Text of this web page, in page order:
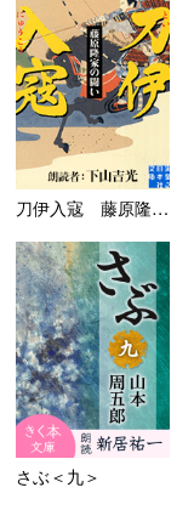
刀伊入寇 藤原隆家の闘い
さぶ＜九＞